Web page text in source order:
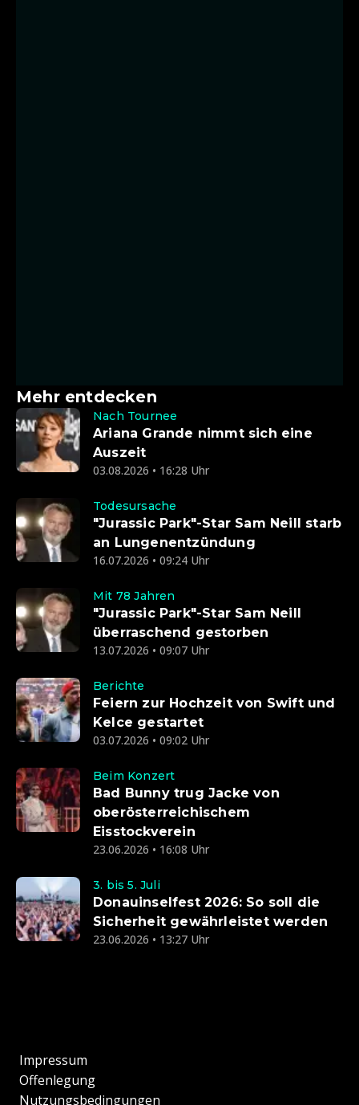
Mehr entdecken
Nach Tournee
Ariana Grande nimmt sich eine
Auszeit
03.08.2026 • 16:28 Uhr
Todesursache
"Jurassic Park"-Star Sam Neill starb
an Lungenentzündung
16.07.2026 • 09:24 Uhr
Mit 78 Jahren
"Jurassic Park"-Star Sam Neill
überraschend gestorben
13.07.2026 • 09:07 Uhr
Berichte
Feiern zur Hochzeit von Swift und
Kelce gestartet
03.07.2026 • 09:02 Uhr
Beim Konzert
Bad Bunny trug Jacke von
oberösterreichischem
Eisstockverein
23.06.2026 • 16:08 Uhr
3. bis 5. Juli
Donauinselfest 2026: So soll die
Sicherheit gewährleistet werden
23.06.2026 • 13:27 Uhr
Impressum
Offenlegung
Nutzungsbedingungen